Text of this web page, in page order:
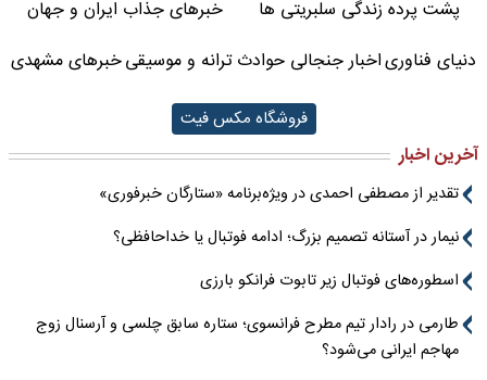
پشت پرده زندگی سلبریتی ها
خبرهای جذاب ایران و جهان
دنیای فناوریاخبار جنجالی حوادثترانه و موسیقیخبرهای مشهدی
فروشگاه مکس فیت
آخرین اخبار
تقدیر از مصطفی احمدی در ویژه‌برنامه «ستارگان خبرفوری»
نیمار در آستانه تصمیم بزرگ؛ ادامه فوتبال یا خداحافظی؟
اسطوره‌های فوتبال زیر تابوت فرانکو بارزی
طارمی در رادار تیم مطرح فرانسوی؛ ستاره سابق چلسی و آرسنال زوج
مهاجم ایرانی می‌شود؟